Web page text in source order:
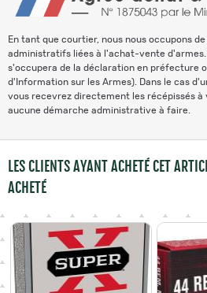
En tant que courtier, nous nous occupons
administratifs liées à l'achat-vente d'armes.
s'occupera de la déclaration en préfecture
d'Information sur les Armes). Dans le cas
vous recevrez directement les récépissés à
aucune démarche administrative à faire.
LES CLIENTS AYANT ACHETÉ CET
ACHETÉ